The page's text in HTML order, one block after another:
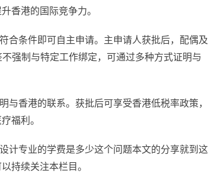
香港的国际竞争力。
合条件即可自主申请。主申请人获批后，配偶及
强制与特定工作绑定，可通过多种方式证明与
香港的联系。获批后可享受香港低税率政策，
福利。
计专业的学费是多少这个问题本文的分享就到这
持续关注本栏目。